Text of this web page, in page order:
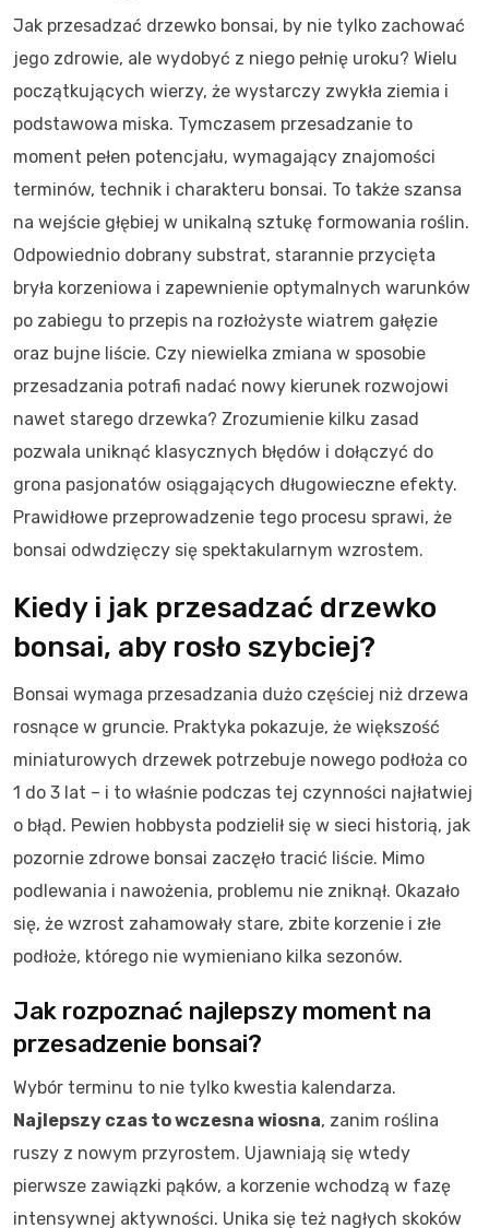
Jak przesadzać drzewko bonsai, by nie tylko zachować
jego zdrowie, ale wydobyć z niego pełnię uroku? Wielu
początkujących wierzy, że wystarczy zwykła ziemia i
podstawowa miska. Tymczasem przesadzanie to
moment pełen potencjału, wymagający znajomości
terminów, technik i charakteru bonsai. To także szansa
na wejście głębiej w unikalną sztukę formowania roślin.
Odpowiednio dobrany substrat, starannie przycięta
bryła korzeniowa i zapewnienie optymalnych warunków
po zabiegu to przepis na rozłożyste wiatrem gałęzie
oraz bujne liście. Czy niewielka zmiana w sposobie
przesadzania potrafi nadać nowy kierunek rozwojowi
nawet starego drzewka? Zrozumienie kilku zasad
pozwala uniknąć klasycznych błędów i dołączyć do
grona pasjonatów osiągających długowieczne efekty.
Prawidłowe przeprowadzenie tego procesu sprawi, że
bonsai odwdzięczy się spektakularnym wzrostem.
Kiedy i jak przesadzać drzewko
bonsai, aby rosło szybciej?
Bonsai wymaga przesadzania dużo częściej niż drzewa
rosnące w gruncie. Praktyka pokazuje, że większość
miniaturowych drzewek potrzebuje nowego podłoża co
1 do 3 lat – i to właśnie podczas tej czynności najłatwiej
o błąd. Pewien hobbysta podzielił się w sieci historią, jak
pozornie zdrowe bonsai zaczęło tracić liście. Mimo
podlewania i nawożenia, problemu nie zniknął. Okazało
się, że wzrost zahamowały stare, zbite korzenie i złe
podłoże, którego nie wymieniano kilka sezonów.
Jak rozpoznać najlepszy moment na
przesadzenie bonsai?
Wybór terminu to nie tylko kwestia kalendarza.
Najlepszy czas to wczesna wiosna, zanim roślina
ruszy z nowym przyrostem. Ujawniają się wtedy
pierwsze zawiązki pąków, a korzenie wchodzą w fazę
intensywnej aktywności. Unika się też nagłych skoków